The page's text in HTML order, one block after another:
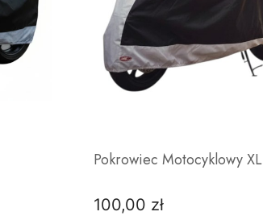
Pokrowiec Motocyklowy XL
Cena
100,00 zł